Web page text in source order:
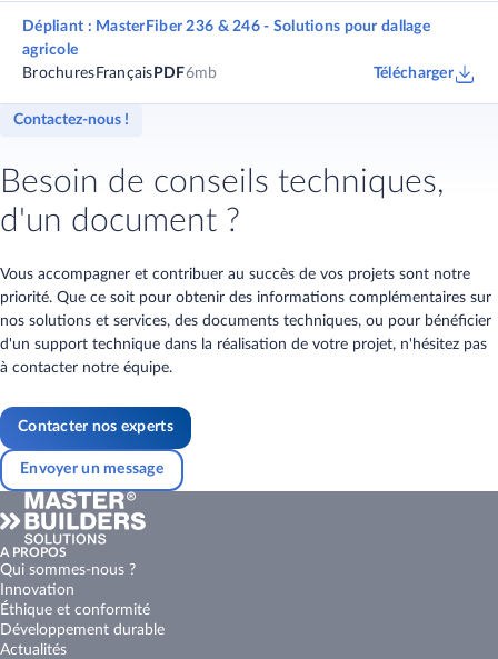
Dépliant : MasterFiber 236 & 246 - Solutions pour dallage
agricole
Brochures Français PDF6mb Télécharger
Contactez-nous !
Besoin de conseils techniques,
d'un document ?
Vous accompagner et contribuer au succès de vos projets sont notre
priorité. Que ce soit pour obtenir des informations complémentaires sur
nos solutions et services, des documents techniques, ou pour bénéficier
d'un support technique dans la réalisation de votre projet, n'hésitez pas
à contacter notre équipe.
Contacter nos experts
Envoyer un message
A PROPOS
Qui sommes-nous ?
Innovation
Éthique et conformité
Développement durable
Actualités